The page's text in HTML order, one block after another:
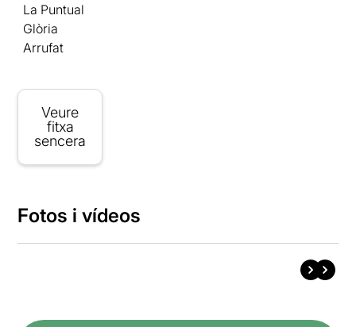
La Puntual
Glòria
Arrufat
Veure
fitxa
sencera
Fotos i vídeos